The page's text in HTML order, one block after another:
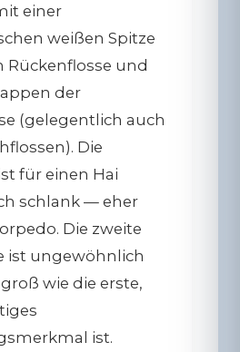
einer
weißen Spitze
Rückenflosse und
der
(gelegentlich auch
Die
für einen Hai
schlank — eher
Die zweite
ist ungewöhnlich
wie die erste,
ist.